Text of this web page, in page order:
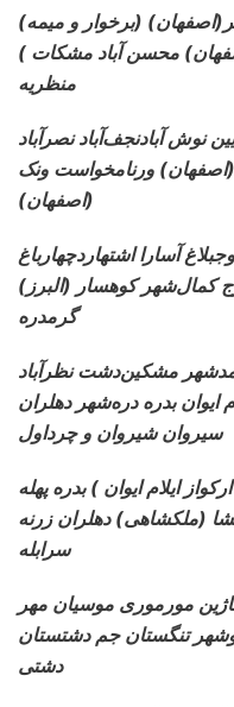
(اصفهان)
محسن آباد مشکات )
منظریه
نوش آبادنجف‌آباد نصرآباد
(اصفهان) ورنامخواست ونک
(اصفهان)
آسارا اشتهاردچهارباغ
کمال‌شهر کوهسار (البرز)
گرمدره
مشکین‌دشت نظرآباد
ایوان بدره دره‌شهر دهلران
سیروان شیروان و چرداول
ایلام ایوان ) بدره پهله
(ملکشاهی) دهلران زرنه
سرابله
مورموری موسیان مهر
تنگستان جم دشتستان
دشتی